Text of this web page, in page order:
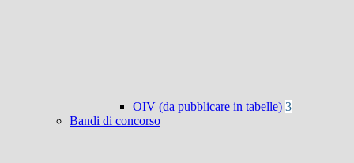
OIV (da pubblicare in tabelle) 3
Bandi di concorso